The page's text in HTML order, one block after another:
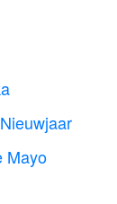
Mayo